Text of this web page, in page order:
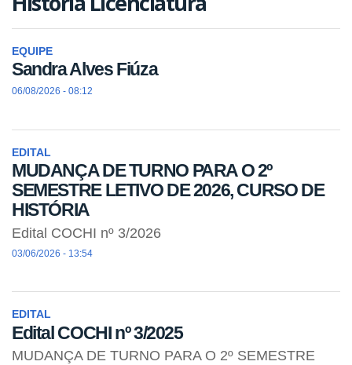
EQUIPE
Sandra Alves Fiúza
06/08/2026 - 08:12
EDITAL
MUDANÇA DE TURNO PARA O 2º
SEMESTRE LETIVO DE 2026, CURSO DE
HISTÓRIA
Edital COCHI nº 3/2026
03/06/2026 - 13:54
EDITAL
Edital COCHI nº 3/2025
MUDANÇA DE TURNO PARA O 2º SEMESTRE